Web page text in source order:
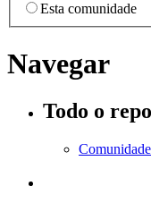
Esta comunidade
Navegar
Todo o